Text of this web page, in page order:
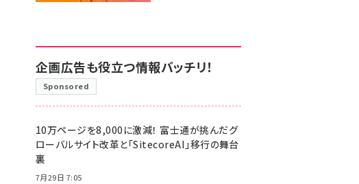
企画広告も役立つ情報バッチリ！
Sponsored
10万ページを8,000に激減！ 富士通が挑んだグ
ローバルサイト改革と「SitecoreAI」移行の舞台
裏
7月29日 7:05